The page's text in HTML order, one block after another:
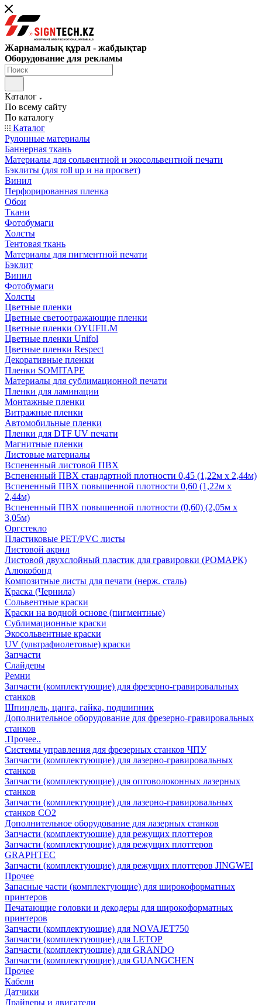
Жарнамалық құрал - жабдықтар
Оборудование для рекламы
Каталог
По всему сайту
По каталогу
Каталог
Рулонные материалы
Баннерная ткань
Материалы для сольвентной и экосольвентной печати
Бэклиты (для roll up и на просвет)
Винил
Перфорированная пленка
Обои
Ткани
Фотобумаги
Холсты
Тентовая ткань
Материалы для пигментной печати
Бэклит
Винил
Фотобумаги
Холсты
Цветные пленки
Цветные светоотражающие пленки
Цветные пленки OYUFILM
Цветные пленки Unifol
Цветные пленки Respect
Декоративные пленки
Пленки SOMITAPE
Материалы для сублимационной печати
Пленки для ламинации
Монтажные пленки
Витражные пленки
Автомобильные пленки
Пленки для DTF UV печати
Магнитные пленки
Листовые материалы
Вспененный листовой ПВХ
Вспененный ПВХ стандартной плотности 0,45 (1,22м х 2,44м)
Вспененный ПВХ повышенной плотности 0,60 (1,22м х
2,44м)
Вспененный ПВХ повышенной плотности (0,60) (2,05м х
3,05м)
Оргстекло
Пластиковые PET/PVC листы
Листовой акрил
Листовой двухслойный пластик для гравировки (РОМАРК)
Алюкобонд
Композитные листы для печати (нерж. сталь)
Краска (Чернила)
Сольвентные краски
Краски на водной основе (пигментные)
Сублимационные краски
Экосольвентные краски
UV (ультрафиолетовые) краски
Запчасти
Слайдеры
Ремни
Запчасти (комплектующие) для фрезерно-гравировальных
станков
Шпиндель, цанга, гайка, подшипник
Дополнительное оборудование для фрезерно-гравировальных
станков
.Прочее..
Системы управления для фрезерных станков ЧПУ
Запчасти (комплектующие) для лазерно-гравировальных
станков
Запчасти (комплектующие) для оптоволоконных лазерных
станков
Запчасти (комплектующие) для лазерно-гравировальных
станков CO2
Дополнительное оборудование для лазерных станков
Запчасти (комплектующие) для режущих плоттеров
Запчасти (комплектующие) для режущих плоттеров
GRAPHTEC
Запчасти (комплектующие) для режущих плоттеров JINGWEI
Прочее
Запасные части (комплектующие) для широкоформатных
принтеров
Печатающие головки и декодеры для широкоформатных
принтеров
Запчасти (комплектующие) для NOVAJET750
Запчасти (комплектующие) для LETOP
Запчасти (комплектующие) для GRANDO
Запчасти (комплектующие) для GUANGCHEN
Прочее
Кабели
Датчики
Драйверы и двигатели